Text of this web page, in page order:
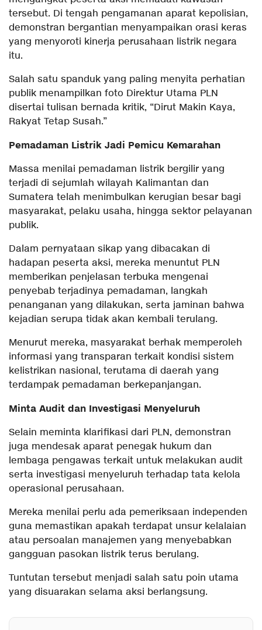
tersebut. Di tengah pengamanan aparat kepolisian,
demonstran bergantian menyampaikan orasi keras
yang menyoroti kinerja perusahaan listrik negara
itu.
Salah satu spanduk yang paling menyita perhatian
publik menampilkan foto Direktur Utama PLN
disertai tulisan bernada kritik, “Dirut Makin Kaya,
Rakyat Tetap Susah.”
Pemadaman Listrik Jadi Pemicu Kemarahan
Massa menilai pemadaman listrik bergilir yang
terjadi di sejumlah wilayah Kalimantan dan
Sumatera telah menimbulkan kerugian besar bagi
masyarakat, pelaku usaha, hingga sektor pelayanan
publik.
Dalam pernyataan sikap yang dibacakan di
hadapan peserta aksi, mereka menuntut PLN
memberikan penjelasan terbuka mengenai
penyebab terjadinya pemadaman, langkah
penanganan yang dilakukan, serta jaminan bahwa
kejadian serupa tidak akan kembali terulang.
Menurut mereka, masyarakat berhak memperoleh
informasi yang transparan terkait kondisi sistem
kelistrikan nasional, terutama di daerah yang
terdampak pemadaman berkepanjangan.
Minta Audit dan Investigasi Menyeluruh
Selain meminta klarifikasi dari PLN, demonstran
juga mendesak aparat penegak hukum dan
lembaga pengawas terkait untuk melakukan audit
serta investigasi menyeluruh terhadap tata kelola
operasional perusahaan.
Mereka menilai perlu ada pemeriksaan independen
guna memastikan apakah terdapat unsur kelalaian
atau persoalan manajemen yang menyebabkan
gangguan pasokan listrik terus berulang.
Tuntutan tersebut menjadi salah satu poin utama
yang disuarakan selama aksi berlangsung.